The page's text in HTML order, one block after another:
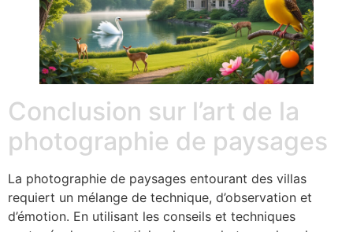
Conclusion sur l’art de la
photographie de paysages
La photographie de paysages entourant des villas
requiert un mélange de technique, d’observation et
d’émotion. En utilisant les conseils et techniques